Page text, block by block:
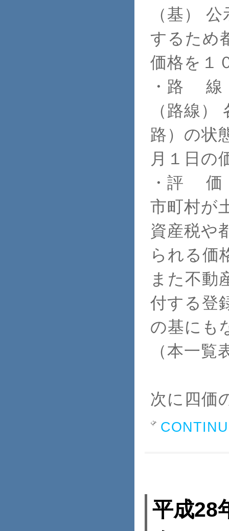
（基）
するため
価格を１
・路
（路線
路）の状
月１日の
・評
市町村が
資産税や
られる価
また不動
付する登
の基にも
（本一
次に四価
平成28